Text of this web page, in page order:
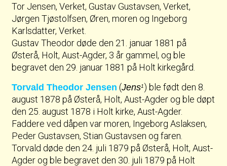
Tor Jensen, Verket, Gustav Gustavsen, Verket,
Jørgen Tjøstolfsen, Øren, moren og Ingeborg
Karlsdatter, Verket.
Gustav Theodor døde den 21. januar 1881 på
Østerå, Holt, Aust-Agder, 3 år gammel, og ble
begravet den 29. januar 1881 på Holt kirkegård.
Torvald Theodor Jensen (Jens1) ble født den 8.
august 1878 på Østerå, Holt, Aust-Agder og ble døpt
den 25. august 1878 i Holt kirke, Aust-Agder.
Faddere ved dåpen var moren, Ingeborg Aslaksen,
Peder Gustavsen, Stian Gustavsen og faren.
Torvald døde den 24. juli 1879 på Østerå, Holt, Aust-
Agder og ble begravet den 30. juli 1879 på Holt